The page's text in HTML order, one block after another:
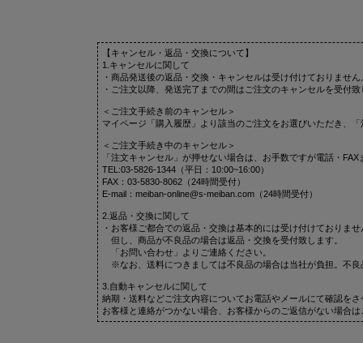
【キャンセル・返品・交換について】
1.キャンセルに関して
・商品発送後の返品・交換・キャンセルは受け付けておりません
・ご注文以降、発送完了までの間はご注文のキャンセルを受付致
＜ご注文手続き前のキャンセル＞
マイページ「購入履歴」より該当のご注文をお選びいただき、
＜ご注文手続き中のキャンセル＞
「注文キャンセル」が押せない場合は、お手数ですが電話・
TEL:03-5826-1344（平日：10:00~16:00）
FAX：03-5830-8062（24時間受付）
E-mail：meiban-online@s-meiban.com（24時間受付）
2.返品・交換に関して
・お客様ご都合での返品・交換は基本的には受け付けておりませ
但し、商品が不良品の場合は返品・交換を受付致します。
「お問い合わせ」よりご連絡ください。
※なお、送料につきましては不良品の場合は当社が負担。不良
3.自動キャンセルに関して
納期・送料などご注文内容についてお電話やメールにて確認を
お客様と連絡がつかない場合、お客様からのご返信がない場合